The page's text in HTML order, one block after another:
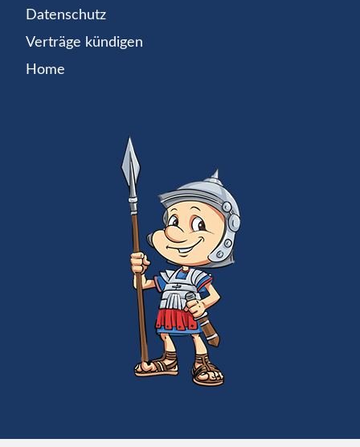
Datenschutz
Verträge kündigen
Home